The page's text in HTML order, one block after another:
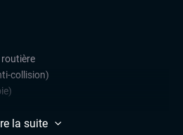
collision)
et arrière
la suite